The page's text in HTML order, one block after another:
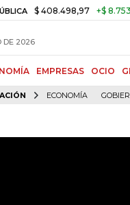
$ 408.498,97 +$ 8.753,81
DE 2026
EMPRESAS OCIO
ECONOMÍA